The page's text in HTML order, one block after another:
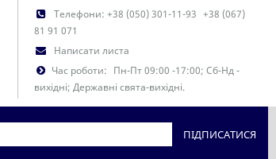
Телефони: +38 (050) 301-11-93 +38 (067)
81 91 071
Написати листа
Час роботи: Пн-Пт 09:00 -17:00; Сб-Нд -
вихідні; Державні свята-вихідні.